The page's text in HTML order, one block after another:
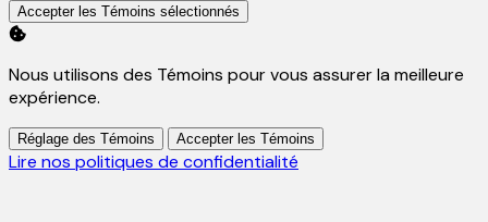
Accepter les Témoins sélectionnés
Nous utilisons des Témoins pour vous assurer la meilleure
expérience.
Réglage des Témoins Accepter les Témoins
Lire nos politiques de confidentialité